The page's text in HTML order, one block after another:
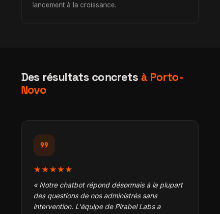
lancement à la croissance.
Des résultats concrets à Porto-
Novo
format_quote
★★★★★
« Notre chatbot répond désormais à la plupart
des questions de nos administrés sans
intervention. L'équipe de Pirabel Labs a